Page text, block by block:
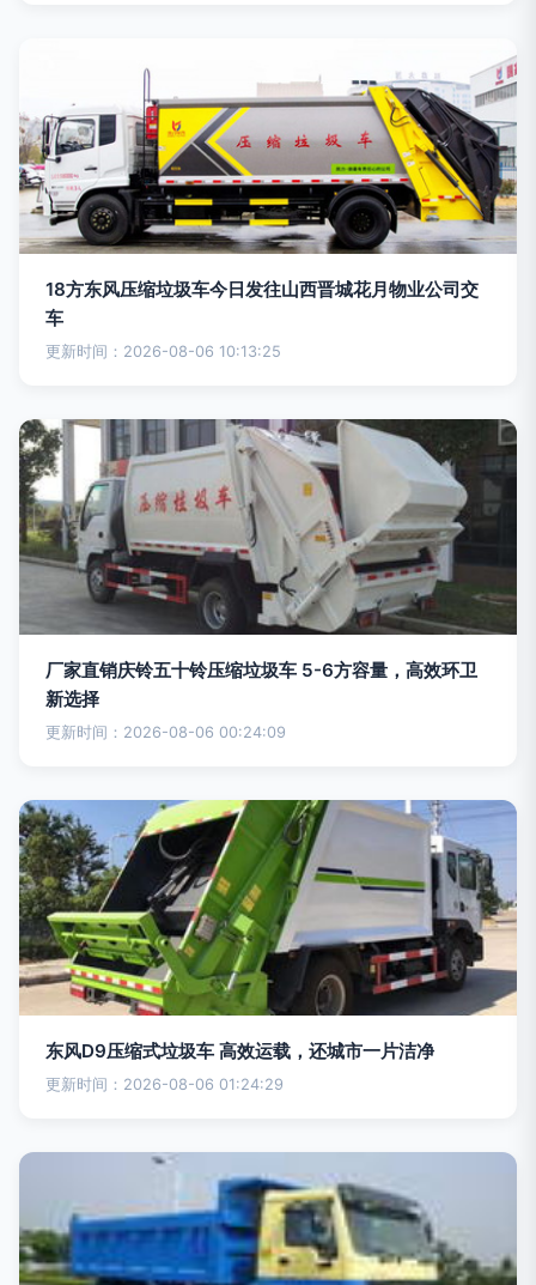
18方东风压缩垃圾车今日发往山西晋城花月物业公司交
车
更新时间：2026-08-06 10:13:25
厂家直销庆铃五十铃压缩垃圾车 5-6方容量，高效环卫
新选择
更新时间：2026-08-06 00:24:09
东风D9压缩式垃圾车 高效运载，还城市一片洁净
更新时间：2026-08-06 01:24:29